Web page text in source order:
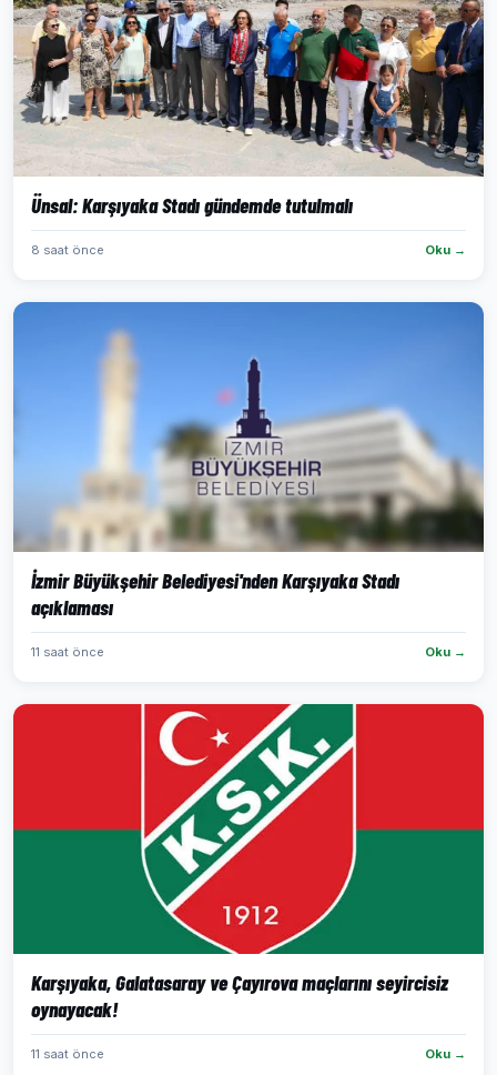
Ünsal: Karşıyaka Stadı gündemde tutulmalı
8 saat önce Oku →
İzmir Büyükşehir Belediyesi'nden Karşıyaka Stadı
açıklaması
11 saat önce Oku →
Karşıyaka, Galatasaray ve Çayırova maçlarını seyircisiz
oynayacak!
11 saat önce Oku →